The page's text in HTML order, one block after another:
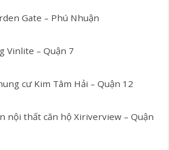
Gate – Phú Nhuận
Vinlite – Quận 7
cư Kim Tâm Hải – Quận 12
nội thất căn hộ Xiriverview – Quận